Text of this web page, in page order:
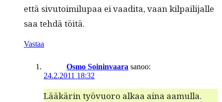
että sivu­toim­ilu­paa ei vaa­di­ta, vaan kil­pail­i­jalle
saa tehdä töitä.
Vastaa
Osmo Soininvaara sanoo:
24.2.2011 18:32
Lääkärin työvuoro alkaa aina aamul­la.